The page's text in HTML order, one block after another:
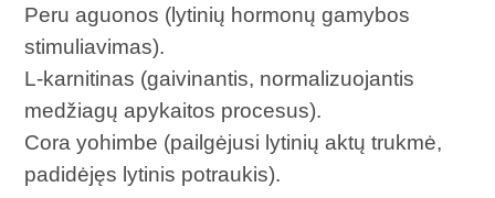
Peru aguonos (lytinių hormonų gamybos
stimuliavimas).
L-karnitinas (gaivinantis, normalizuojantis
medžiagų apykaitos procesus).
Cora yohimbe (pailgėjusi lytinių aktų trukmė,
padidėjęs lytinis potraukis).